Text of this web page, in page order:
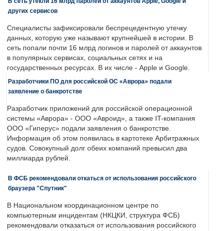
других сервисов
Специалисты зафиксировали беспрецедентную утечку
данных, которую уже называют крупнейшей в истории. В
сеть попали почти 16 млрд логинов и паролей от аккаунтов
в популярных сервисах, социальных сетях и на
государственных ресурсах. В их числе - Apple и Google.
Разработчики ПО для российской ОС «Аврора» подали
заявление о банкротстве
Разработчик приложений для российской операционной
системы «Аврора» - ООО «Авроид», а также IT-компания
ООО «Гиперус» подали заявления о банкротстве.
Информация об этом появилась в картотеке Арбитражных
судов. Совокупный долг обеих компаний превысил два
миллиарда рублей.
В ФСБ рекомендовали откаться от использования российского
браузера "Спутник"
В Национальном координационном центре по
компьютерным инцидентам (НКЦКИ, структура ФСБ)
рекомендовали отказаться от использования российского